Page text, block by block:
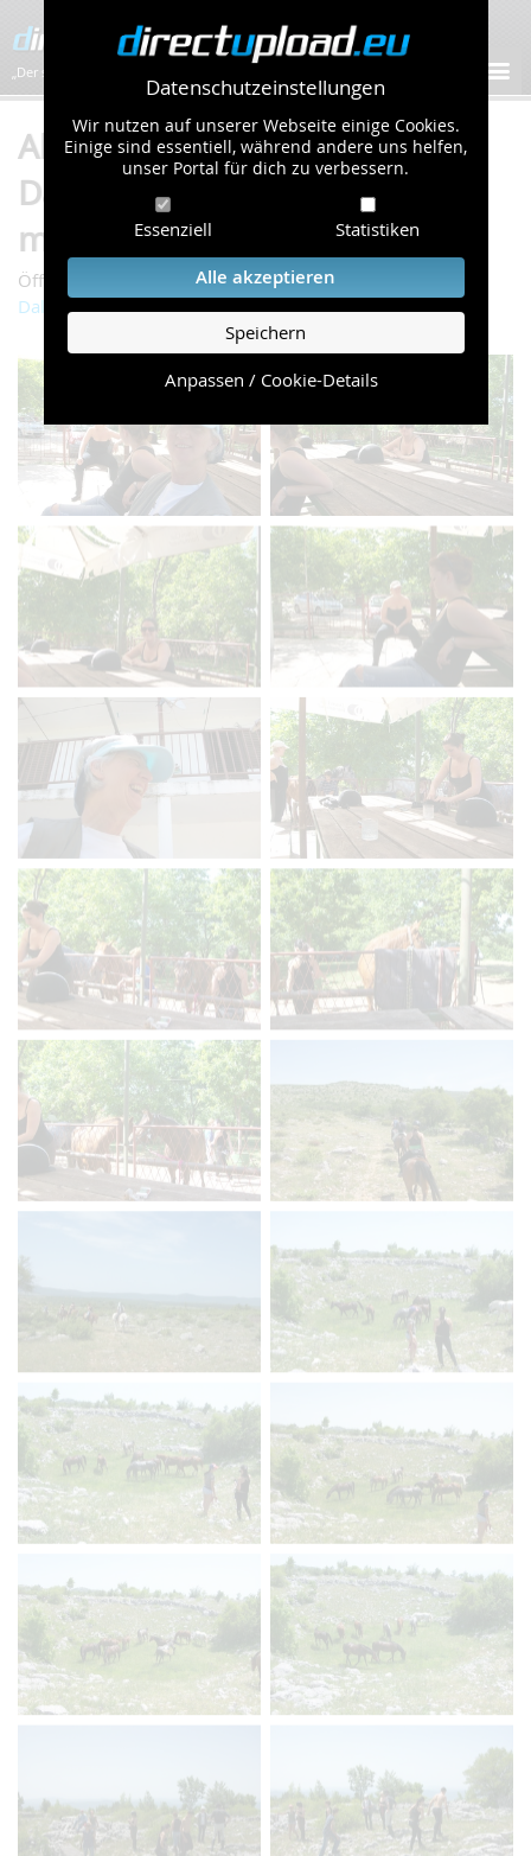
Datenschutzeinstellungen
Wir nutzen auf unserer Webseite einige Cookies.
Einige sind essentiell, während andere uns helfen,
unser Portal für dich zu verbessern.
Essenziell Statistiken
Alle akzeptieren
Speichern
Anpassen / Cookie-Details
„Der schnellste Bilder-Hoster im Web!”
Album "Hrvatska Trail -
Dalmacija" von
mephistofaustus (681 Bilder)
Öffentliche Galerie Hobbies & Urlaub/
Dalmacija